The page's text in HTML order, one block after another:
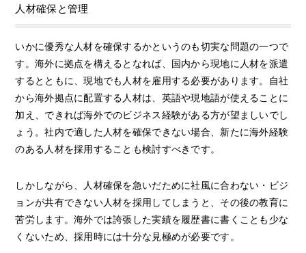
人材確保と管理
いかに優秀な人材を確保するかというのも切実な問題の一つで
す。海外に拠点を構えるとなれば、国内から現地に人材を派遣
するとともに、現地でも人材を雇用する必要があります。自社
から海外拠点に配置する人材は、英語や現地語が使えることに
加え、できれば海外でのビジネス経験がある方が望ましいでし
ょう。社内で適した人材を確保できない場合、新たに海外経験
のある人材を採用することも検討すべきです。
しかしながら、人材確保を急いだために社風に合わない・ビジ
ョンが共有できない人材を採用してしまうと、その後の教育に
苦労します。海外では誇張した実績を履歴書に書くことも少な
くないため、採用時には十分な見極めが必要です。